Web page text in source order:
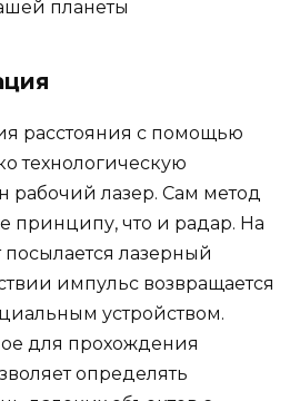
планеты
расстояния с помощью
технологическую
рабочий лазер. Сам метод
принципу, что и радар. На
лазерный
импульс возвращается
устройством.
для прохождения
определять